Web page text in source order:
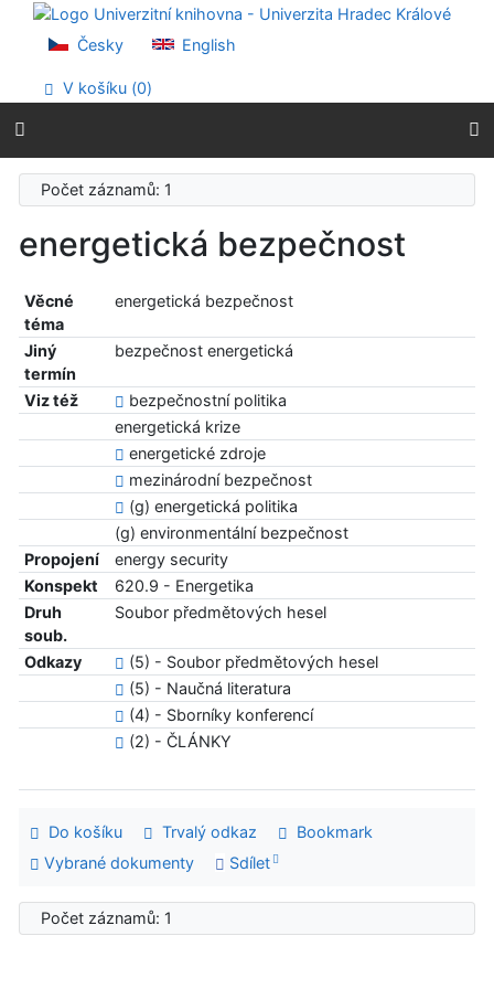
Přejít na obsah
Přejít na menu
Prohlášení o webové přístupnosti
Česky English
V košíku (0)
Počet záznamů: 1
energetická bezpečnost
Věcné
téma
energetická bezpečnost
Jiný
termín
bezpečnost energetická
Viz též
bezpečnostní politika
energetická krize
energetické zdroje
mezinárodní bezpečnost
(g) energetická politika
(g) environmentální bezpečnost
Propojení
energy security
Konspekt
620.9 - Energetika
Druh
soub.
Soubor předmětových hesel
Odkazy
(5) - Soubor předmětových hesel
(5) - Naučná literatura
(4) - Sborníky konferencí
(2) - ČLÁNKY
Do košíku Trvalý odkaz
Bookmark
Vybrané dokumenty
Sdílet
Počet záznamů: 1